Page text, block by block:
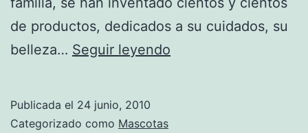
de productos, dedicados a su cuidados, su
belleza… Seguir leyendo
Publicada el 24 junio, 2010
Categorizado como Mascotas